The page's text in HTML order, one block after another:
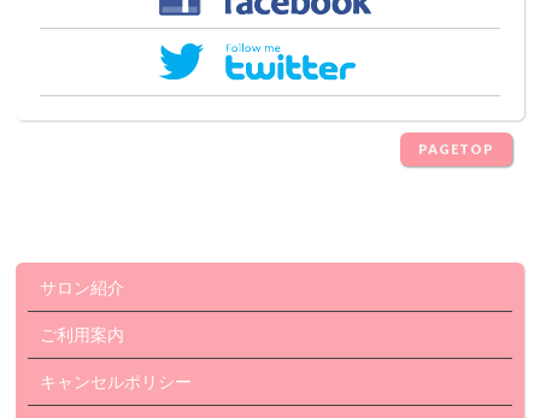
PAGETOP
サロン紹介
ご利用案内
キャンセルポリシー